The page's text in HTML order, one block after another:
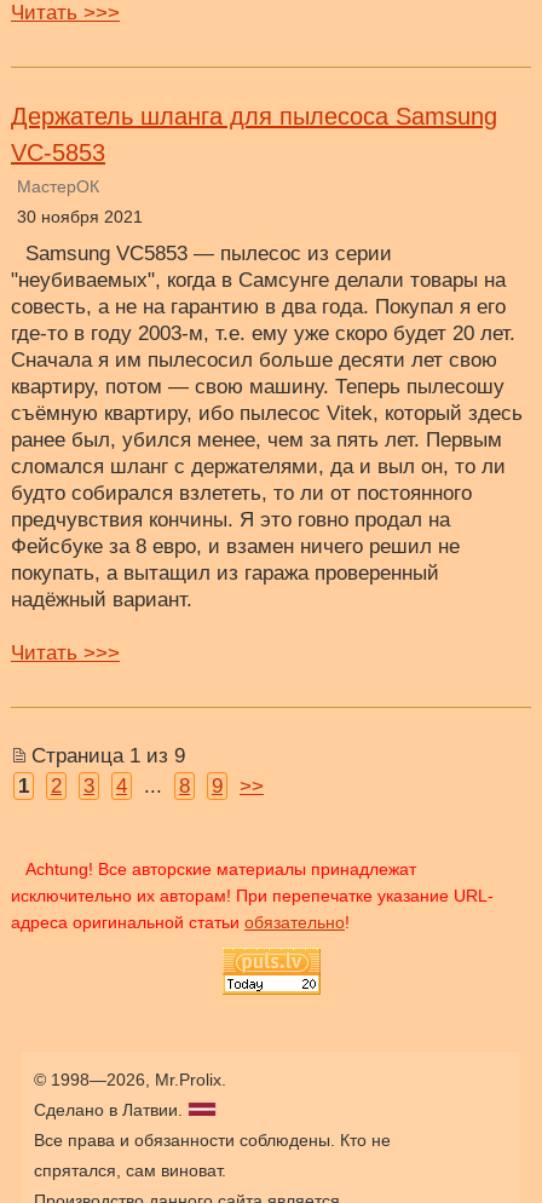
Читать >>>
Держатель шланга для пылесоса Samsung
VC-5853
МастерОК
30 ноября 2021
Samsung VC5853 — пылесос из серии
"неубиваемых", когда в Самсунге делали товары на
совесть, а не на гарантию в два года. Покупал я его
где-то в году 2003-м, т.е. ему уже скоро будет 20 лет.
Сначала я им пылесосил больше десяти лет свою
квартиру, потом — свою машину. Теперь пылесошу
съёмную квартиру, ибо пылесос Vitek, который здесь
ранее был, убился менее, чем за пять лет. Первым
сломался шланг с держателями, да и выл он, то ли
будто собирался взлететь, то ли от постоянного
предчувствия кончины. Я это говно продал на
Фейсбуке за 8 евро, и взамен ничего решил не
покупать, а вытащил из гаража проверенный
надёжный вариант.
Читать >>>
Страница 1 из 9
1
2 3 4 ... 8 9 >>
Achtung! Все авторские материалы принадлежат
исключительно их авторам! При перепечатке указание URL-
адреса оригинальной статьи обязательно!
© 1998—2026, Mr.Prolix.
Сделано в Латвии.
Все права и обязанности соблюдены. Кто не
спрятался, сам виноват.